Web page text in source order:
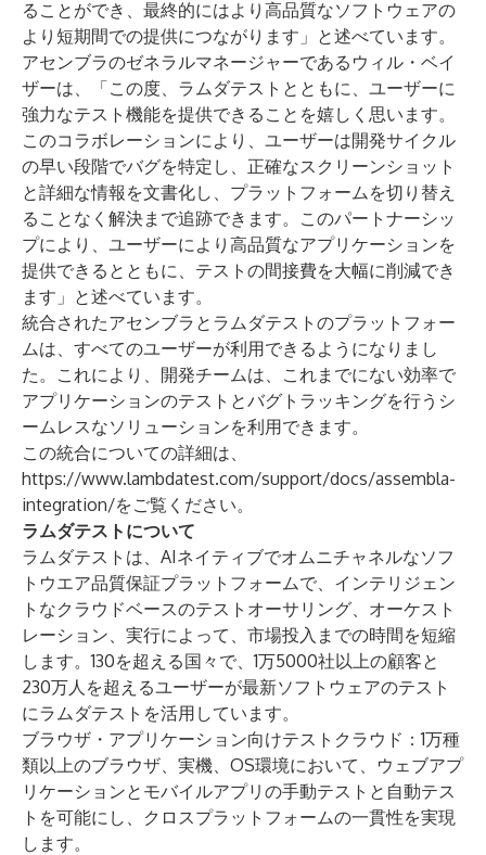
ることができ、最終的にはより高品質なソフトウェアの
より短期間での提供につながります」と述べています。
アセンブラのゼネラルマネージャーであるウィル・ベイ
ザーは、「この度、ラムダテストとともに、ユーザーに
強力なテスト機能を提供できることを嬉しく思います。
このコラボレーションにより、ユーザーは開発サイクル
の早い段階でバグを特定し、正確なスクリーンショット
と詳細な情報を文書化し、プラットフォームを切り替え
ることなく解決まで追跡できます。このパートナーシッ
プにより、ユーザーにより高品質なアプリケーションを
提供できるとともに、テストの間接費を大幅に削減でき
ます」と述べています。
統合されたアセンブラとラムダテストのプラットフォー
ムは、すべてのユーザーが利用できるようになりまし
た。これにより、開発チームは、これまでにない効率で
アプリケーションのテストとバグトラッキングを行うシ
ームレスなソリューションを利用できます。
この統合についての詳細は、
https://www.lambdatest.com/support/docs/assembla-
integration/をご覧ください。
ラムダテストについて
ラムダテスト は、AIネイティブでオムニチャネルなソフ
トウエア品質保証プラットフォームで、インテリジェン
トなクラウドベースのテストオーサリング、オーケスト
レーション、実行によって、市場投入までの時間を短縮
します。130を超える国々で、1万5000社以上の顧客と
230万人を超えるユーザーが最新ソフトウェアのテスト
にラムダテストを活用しています。
ブラウザ・アプリケーション向けテストクラウド ：1万種
類以上のブラウザ、実機、OS環境において、ウェブアプ
リケーションとモバイルアプリの手動テストと自動テス
トを可能にし、クロスプラットフォームの一貫性を実現
します。